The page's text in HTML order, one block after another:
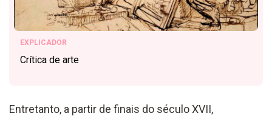
EXPLICADOR
Crítica de arte
Entretanto, a partir de finais do século XVII,